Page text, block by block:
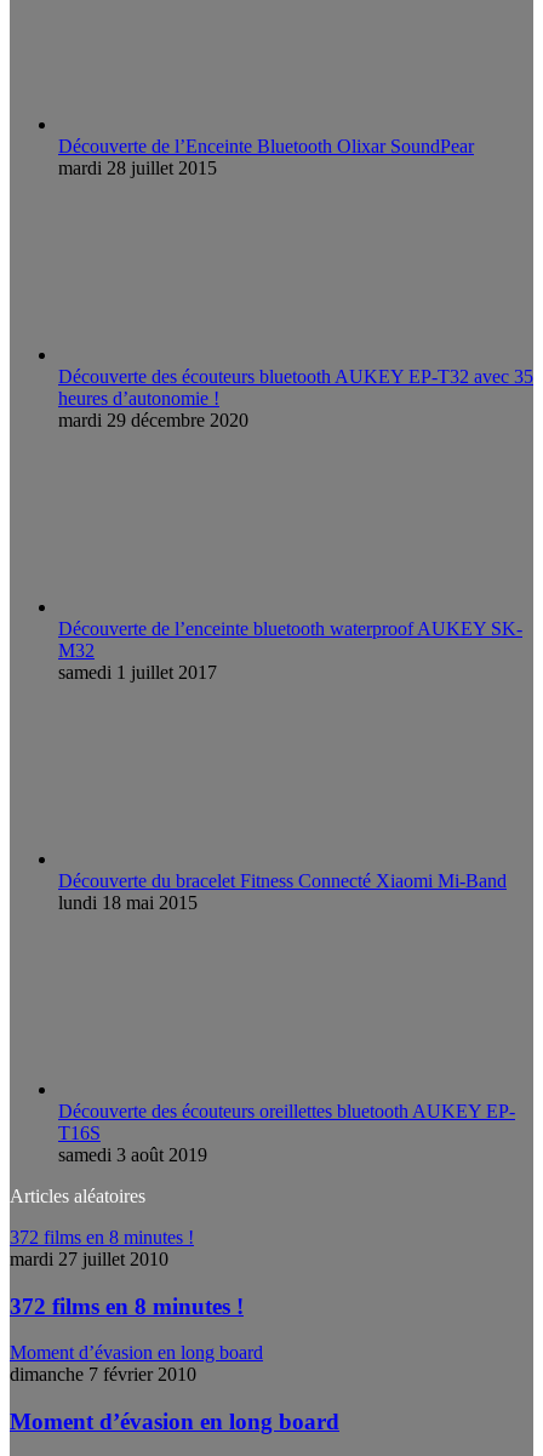
Découverte de l’Enceinte Bluetooth Olixar SoundPear
mardi 28 juillet 2015
Découverte des écouteurs bluetooth AUKEY EP-T32 avec 35
heures d’autonomie !
mardi 29 décembre 2020
Découverte de l’enceinte bluetooth waterproof AUKEY SK-
M32
samedi 1 juillet 2017
Découverte du bracelet Fitness Connecté Xiaomi Mi-Band
lundi 18 mai 2015
Découverte des écouteurs oreillettes bluetooth AUKEY EP-
T16S
samedi 3 août 2019
Articles aléatoires
372 films en 8 minutes !
mardi 27 juillet 2010
372 films en 8 minutes !
Moment d’évasion en long board
dimanche 7 février 2010
Moment d’évasion en long board